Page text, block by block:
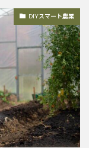
DIYスマート農業